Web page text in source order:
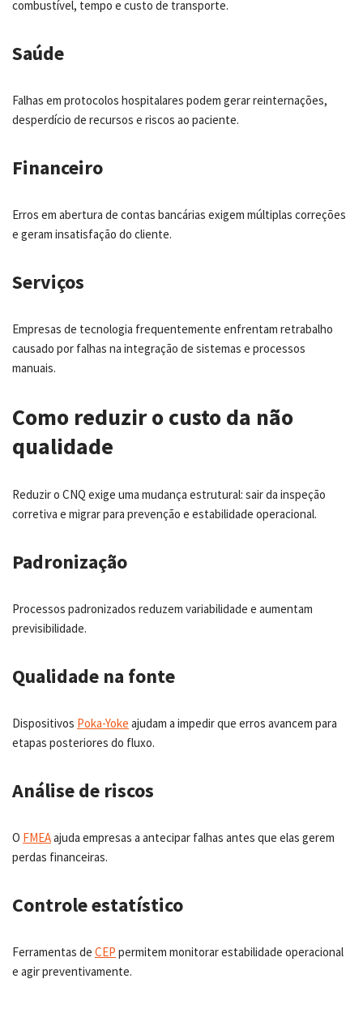
combustível, tempo e custo de transporte.
Saúde
Falhas em protocolos hospitalares podem gerar reinternações,
desperdício de recursos e riscos ao paciente.
Financeiro
Erros em abertura de contas bancárias exigem múltiplas correções
e geram insatisfação do cliente.
Serviços
Empresas de tecnologia frequentemente enfrentam retrabalho
causado por falhas na integração de sistemas e processos
manuais.
Como reduzir o custo da não
qualidade
Reduzir o CNQ exige uma mudança estrutural: sair da inspeção
corretiva e migrar para prevenção e estabilidade operacional.
Padronização
Processos padronizados reduzem variabilidade e aumentam
previsibilidade.
Qualidade na fonte
Dispositivos Poka-Yoke ajudam a impedir que erros avancem para
etapas posteriores do fluxo.
Análise de riscos
O FMEAajuda empresas a antecipar falhas antes que elas gerem
perdas financeiras.
Controle estatístico
Ferramentas de CEP permitem monitorar estabilidade operacional
e agir preventivamente.